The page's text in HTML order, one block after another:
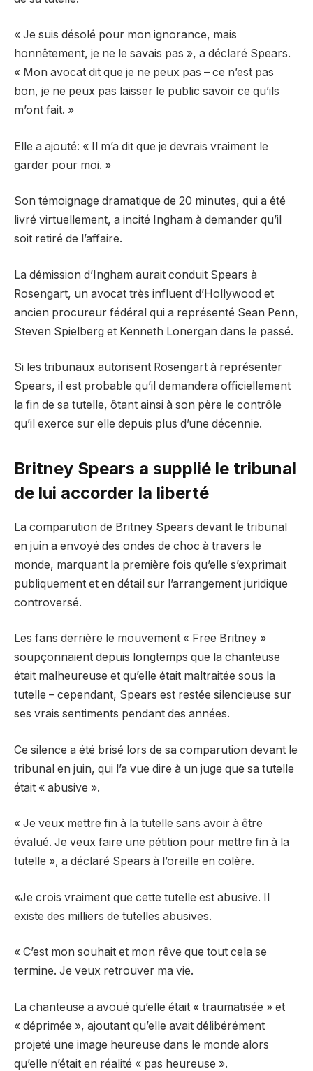
« Je suis désolé pour mon ignorance, mais
honnêtement, je ne le savais pas », a déclaré Spears.
« Mon avocat dit que je ne peux pas – ce n’est pas
bon, je ne peux pas laisser le public savoir ce qu’ils
m’ont fait. »
Elle a ajouté: « Il m’a dit que je devrais vraiment le
garder pour moi. »
Son témoignage dramatique de 20 minutes, qui a été
livré virtuellement, a incité Ingham à demander qu’il
soit retiré de l’affaire.
La démission d’Ingham aurait conduit Spears à
Rosengart, un avocat très influent d’Hollywood et
ancien procureur fédéral qui a représenté Sean Penn,
Steven Spielberg et Kenneth Lonergan dans le passé.
Si les tribunaux autorisent Rosengart à représenter
Spears, il est probable qu’il demandera officiellement
la fin de sa tutelle, ôtant ainsi à son père le contrôle
qu’il exerce sur elle depuis plus d’une décennie.
Britney Spears a supplié le tribunal
de lui accorder la liberté
La comparution de Britney Spears devant le tribunal
en juin a envoyé des ondes de choc à travers le
monde, marquant la première fois qu’elle s’exprimait
publiquement et en détail sur l’arrangement juridique
controversé.
Les fans derrière le mouvement « Free Britney »
soupçonnaient depuis longtemps que la chanteuse
était malheureuse et qu’elle était maltraitée sous la
tutelle – cependant, Spears est restée silencieuse sur
ses vrais sentiments pendant des années.
Ce silence a été brisé lors de sa comparution devant le
tribunal en juin, qui l’a vue dire à un juge que sa tutelle
était « abusive ».
« Je veux mettre fin à la tutelle sans avoir à être
évalué. Je veux faire une pétition pour mettre fin à la
tutelle », a déclaré Spears à l’oreille en colère.
«Je crois vraiment que cette tutelle est abusive. Il
existe des milliers de tutelles abusives.
« C’est mon souhait et mon rêve que tout cela se
termine. Je veux retrouver ma vie.
La chanteuse a avoué qu’elle était « traumatisée » et
« déprimée », ajoutant qu’elle avait délibérément
projeté une image heureuse dans le monde alors
qu’elle n’était en réalité « pas heureuse ».